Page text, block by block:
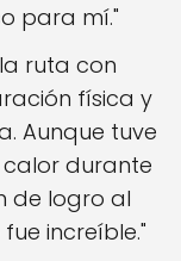
para mí."
ruta con
física y
Aunque tuve
calor durante
de logro al
increíble."